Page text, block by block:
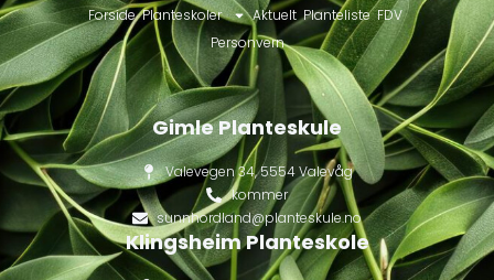
Forside Planteskoler Aktuelt Planteliste FDV
Personvern
Gimle Planteskule
Valevegen 34, 5554 Valevåg
kommer
sunnhordland@planteskule.no
Klingsheim Planteskole